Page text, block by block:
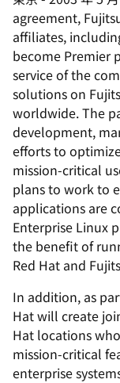
agreement,
affiliates,
become Premier
service of the
solutions on
worldwide. The
development,
efforts to
mission-critical
plans to work to
applications are
Enterprise Linux
the benefit of
Red Hat and
In addition, as
Hat will create
Hat locations
mission-critical
enterprise